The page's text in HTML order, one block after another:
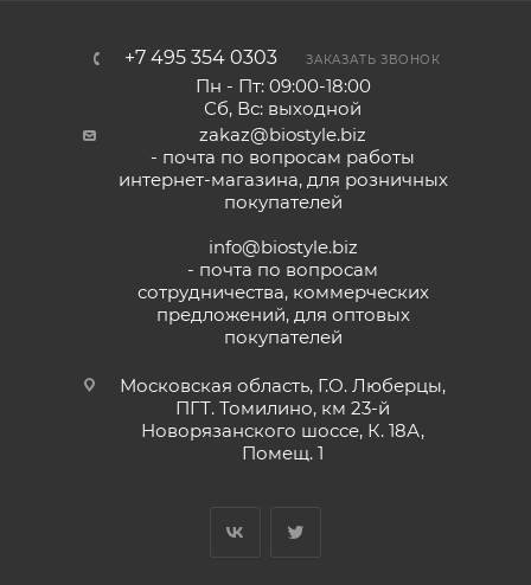
+7 495 354 0303 ЗАКАЗАТЬ ЗВОНОК
Пн - Пт: 09:00-18:00
Сб, Вс: выходной
zakaz@biostyle.biz
- почта по вопросам работы
интернет-магазина, для розничных
покупателей
info@biostyle.biz
- почта по вопросам
сотрудничества, коммерческих
предложений, для оптовых
покупателей
Московская область, Г.О. Люберцы,
ПГТ. Томилино, км 23-й
Новорязанского шоссе, К. 18А,
Помещ. 1